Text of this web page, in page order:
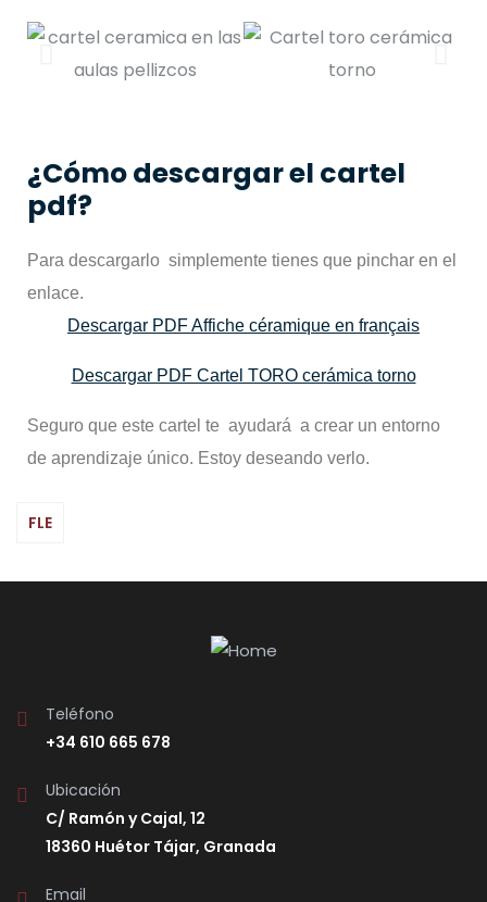
¿Cómo descargar el cartel
pdf?
Para descargarlo simplemente tienes que pinchar en el
enlace.
Descargar PDF Affiche céramique en français
Descargar PDF Cartel TORO cerámica torno
Seguro que este cartel te ayudará a crear un entorno
de aprendizaje único. Estoy deseando verlo.
FLE
Teléfono
+34 610 665 678
Ubicación
C/ Ramón y Cajal, 12
18360 Huétor Tájar, Granada
Email